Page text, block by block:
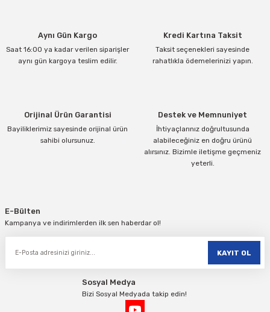
Ürün açıklamasında eksik bilgiler bulunuyor.
Ürün bilgilerinde hatalar bulunuyor.
Aynı Gün Kargo
Saat 16:00 ya kadar verilen siparişler
aynı gün kargoya teslim edilir.
Kredi Kartına Taksit
Taksit seçenekleri sayesinde
rahatlıkla ödemelerinizi yapın.
Orijinal Ürün Garantisi
Bayiliklerimiz sayesinde orijinal ürün
sahibi olursunuz.
Destek ve Memnuniyet
İhtiyaçlarınız doğrultusunda
alabileceğiniz en doğru ürünü
alırsınız. Bizimle iletişme geçmeniz
yeterli.
E-Bülten
Kampanya ve indirimlerden ilk sen haberdar ol!
KAYIT OL
Sosyal Medya
Bizi Sosyal Medyada takip edin!